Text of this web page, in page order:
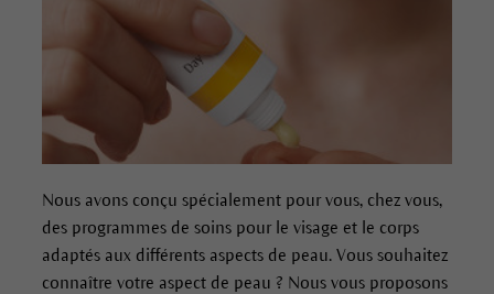
Nous avons conçu spécialement pour vous, chez vous,
des programmes de soins pour le visage et le corps
adaptés aux différents aspects de peau. Vous souhaitez
connaître votre aspect de peau ? Nous vous proposons